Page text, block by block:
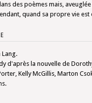
des poèmes mais,
quand sa propre vie
Lang.
d'après la nouvelle de
Kelly McGillis, Marton